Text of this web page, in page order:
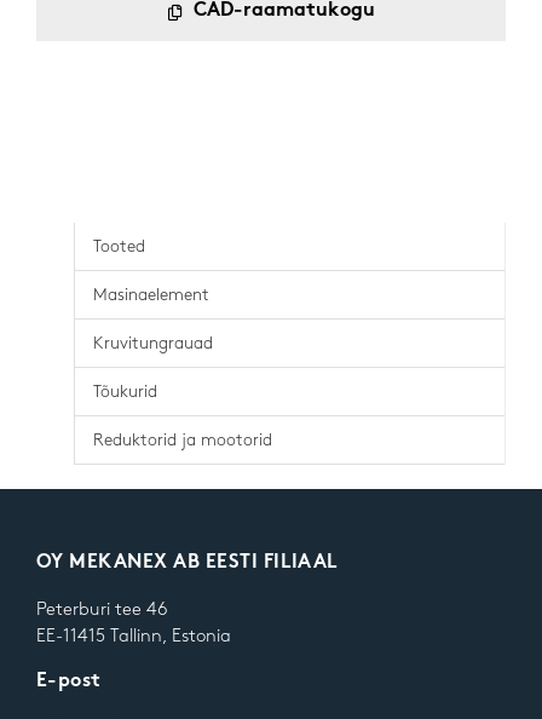
CAD-raamatukogu
Tooted
Masinaelement
Kruvitungrauad
Tõukurid
Reduktorid ja mootorid
OY MEKANEX AB EESTI FILIAAL
Peterburi tee 46
EE-11415 Tallinn, Estonia
E-post